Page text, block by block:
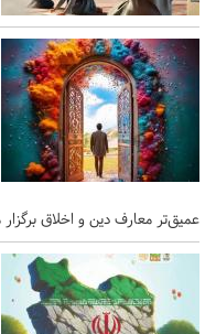
عمیق‌تر معارف دین و اخلاق